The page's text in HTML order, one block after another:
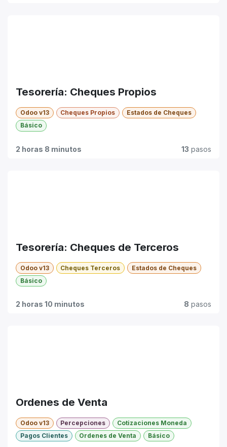
Tesorería: Cheques Propios
Odoo v13 Cheques Propios
Estados de Cheques
Básico
2 horas 8 minutos 13 pasos
Tesorería: Cheques de Terceros
Odoo v13 Cheques Terceros
Estados de Cheques
Básico
2 horas 10 minutos 8 pasos
Ordenes de Venta
Odoo v13 Percepciones
Cotizaciones Moneda
Pagos Clientes
Ordenes de Venta Básico